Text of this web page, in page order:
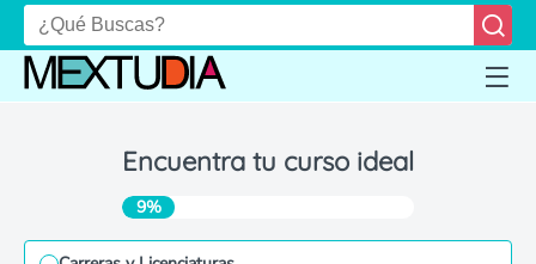
Encuentra tu curso ideal
9%